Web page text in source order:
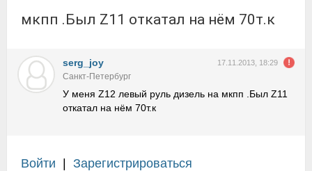
мкпп .Был Z11 откатал на нём 70т.к
serg_joy 17.11.2013, 18:29
Санкт-Петербург
У меня Z12 левый руль дизель на мкпп .Был Z11
откатал на нём 70т.к
Войти Зарегистрироваться